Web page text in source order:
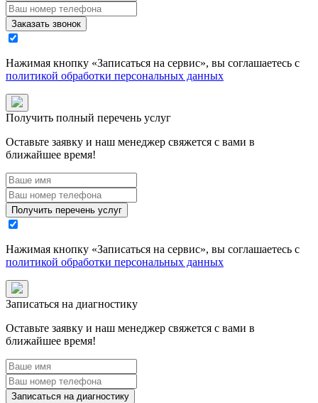
Заказать звонок
Нажимая кнопку «Записаться на сервис», вы соглашаетесь с
политикой обработки персональных данных
Получить полный перечень услуг
Оставьте заявку и наш менеджер свяжется с вами в
ближайшее время!
Получить перечень услуг
Нажимая кнопку «Записаться на сервис», вы соглашаетесь с
политикой обработки персональных данных
Записаться на диагностику
Оставьте заявку и наш менеджер свяжется с вами в
ближайшее время!
Записаться на диагностику